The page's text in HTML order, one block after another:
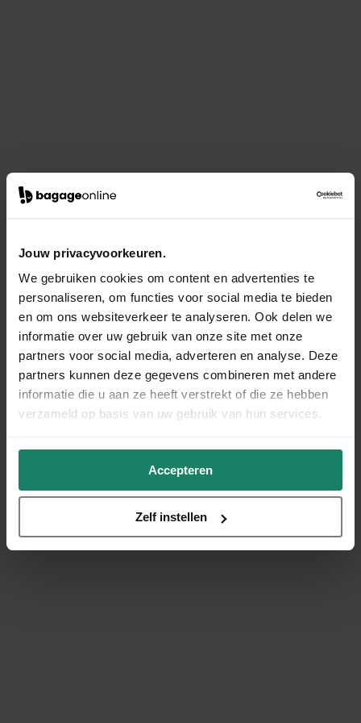
Jouw privacyvoorkeuren.
We gebruiken cookies om content en advertenties te
personaliseren, om functies voor social media te bieden
en om ons websiteverkeer te analyseren. Ook delen we
informatie over uw gebruik van onze site met onze
partners voor social media, adverteren en analyse. Deze
partners kunnen deze gegevens combineren met andere
informatie die u aan ze heeft verstrekt of die ze hebben
verzameld op basis van uw gebruik van hun services.
Accepteren
Zelf instellen